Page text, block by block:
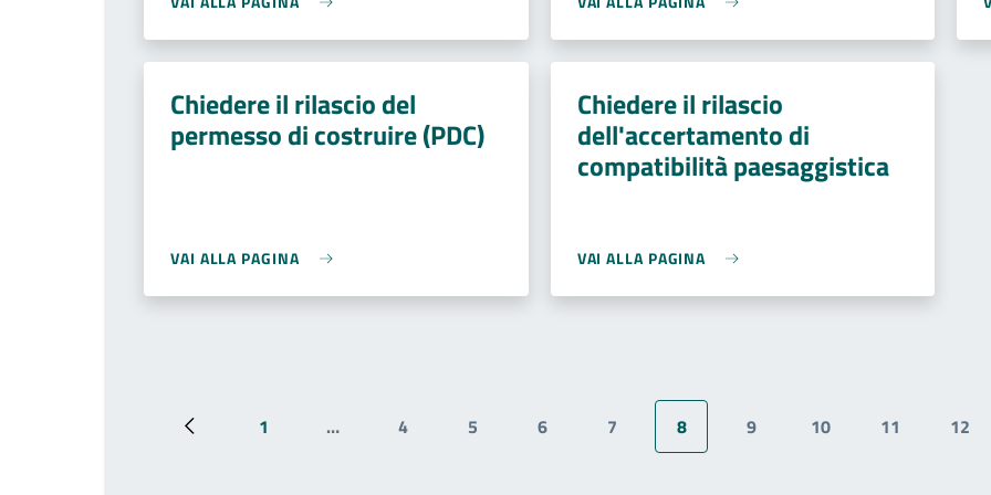
Chiedere il rilascio del
permesso di costruire (PDC)
VAI ALLA PAGINA
Chiedere il rilascio
dell'accertamento di
compatibilità paesaggistica
VAI ALLA PAGINA
Pagina precedente
Prima pagina
1 …
Pagina
4
Pagina
5
Pagina
6
Pagina
7
Pagina attuale
8
Pagina
9
Pagina
10
Pagina
11 12